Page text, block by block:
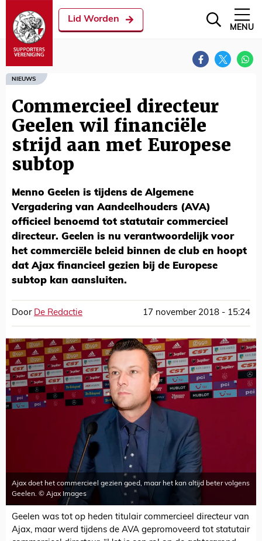
Lid Worden
MENU
NIEUWS
Commercieel directeur
Geelen wil financiële
strijd aan met Europese
subtop
Menno Geelen is tijdens de Algemene
Vergadering van Aandeelhouders (AVA)
officieel benoemd tot statutair commercieel
directeur. Geelen is nu verantwoordelijk voor
het commerciële beleid binnen de club en hoopt
dat Ajax financieel gezien bij de Europese
subtop kan aansluiten.
Door De Redactie 17 november 2018 - 15:24
Ajax doet het commercieel gezien goed, maar het kan altijd beter volgens
Geelen. © Ajax Images
Geelen was tot op heden titulair commercieel directeur van
Ajax, maar werd tijdens de AVA gepromoveerd tot statutair